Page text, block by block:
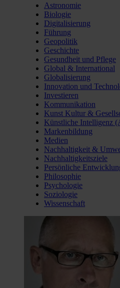
Astronomie
Biologie
Digitalisierung
Führung
Geopolitik
Geschichte
Gesundheit und Pflege
Global & International
Globalisierung
Innovation und
Investieren
Kommunikation
Kunst Kultur &
Künstliche Intelligenz
Markenbildung
Medien
Nachhaltigkeit &
Nachhaltigkeitsziele
Persönliche
Philosophie
Psychologie
Soziologie
Wissenschaft